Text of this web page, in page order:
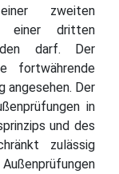
zweiten
einer dritten
darf. Der
fortwährende
angesehen. Der
in
und des
zulässig